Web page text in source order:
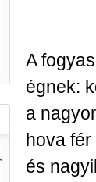
A
égnek:
a
hova
és